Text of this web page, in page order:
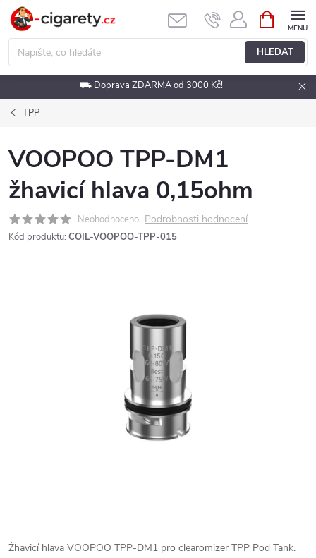
Přejít
obsah
HLEDAT
NÁKUPNÍ
KOŠÍK
⛟ Doprava ZDARMA od 3000 Kč!
TPP
VOOPOO TPP-DM1
žhavicí hlava 0,15ohm
Neohodnoceno Podrobnosti hodnocení
Kód produktu: COIL-VOOPOO-TPP-015
Žhavicí hlava VOOPOO TPP-DM1 pro clearomizer TPP Pod Tank.